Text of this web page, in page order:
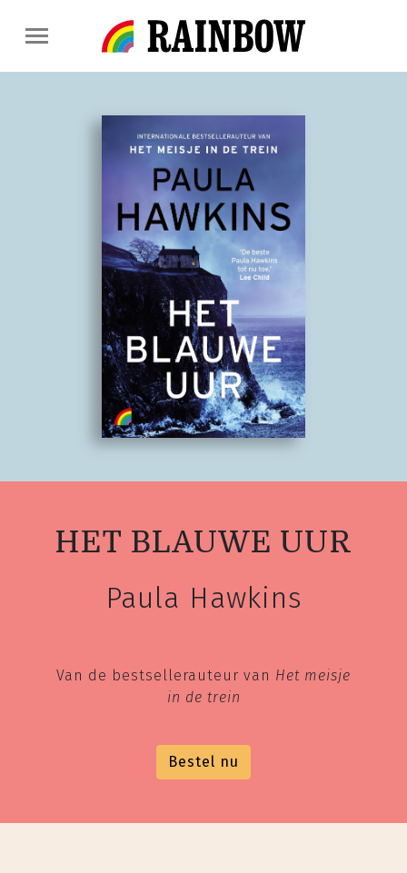
HET BLAUWE UUR
Paula Hawkins
Van de bestsellerauteur van Het meisje
in de trein
Bestel nu